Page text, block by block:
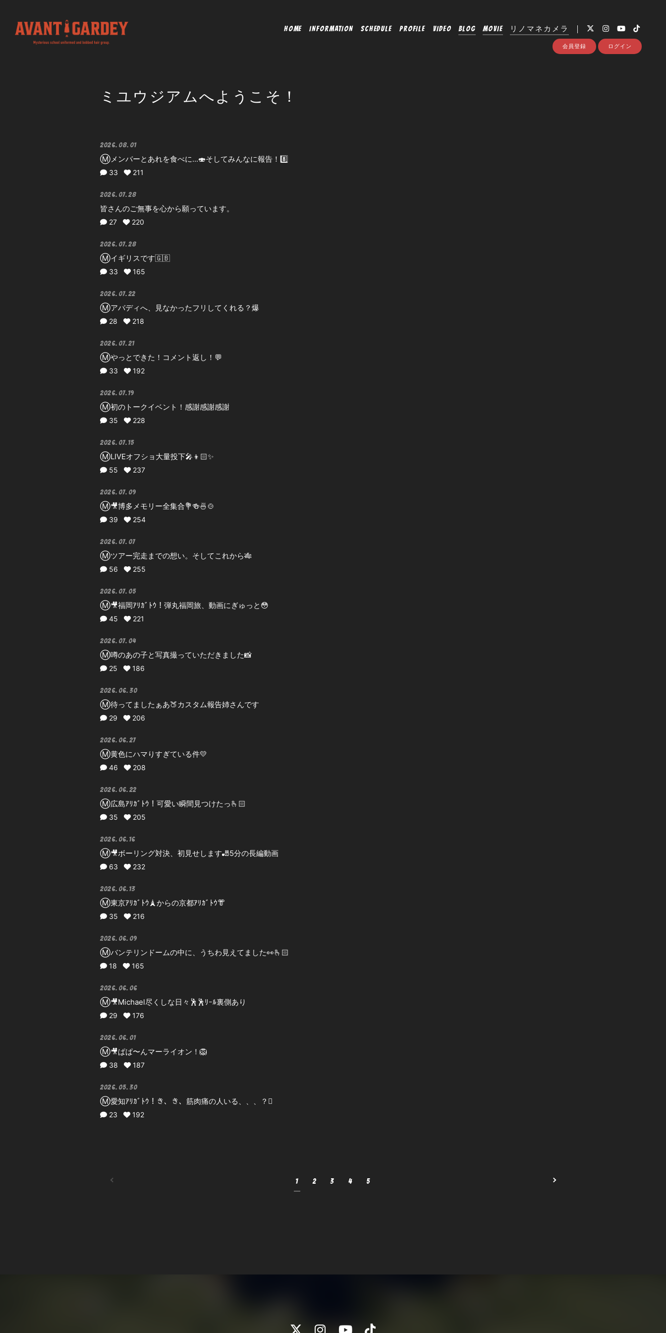
HOME INFORMATION SCHEDULE PROFILE VIDEO BLOG MOVIE リノマネカメラ
会員登録 ログイン
ミユウジアムへようこそ！
2026.08.01
Ⓜ️メンバーとあれを食べに...🍣そしてみんなに報告！8️⃣
33 211
2026.07.28
皆さんのご無事を心から願っています。
27 220
2026.07.28
Ⓜ️イギリスです🇬🇧
33 165
2026.07.22
Ⓜ️アバディへ、見なかったフリしてくれる？爆
28 218
2026.07.21
Ⓜ️やっとできた！コメント返し！💬
33 192
2026.07.19
Ⓜ️初のトークイベント！感謝感謝感謝
35 228
2026.07.15
Ⓜ️LIVEオフショ大量投下🎤👦🏻✨
55 237
2026.07.09
Ⓜ️🎥博多メモリー全集合💐🍻🍜🍲
39 254
2026.07.07
Ⓜ️ツアー完走までの想い。そしてこれから🎋
56 255
2026.07.05
Ⓜ️🎥福岡ｱﾘｶﾞﾄｳ！弾丸福岡旅、動画にぎゅっと😳
45 221
2026.07.04
Ⓜ️噂のあの子と写真撮っていただきました📸
25 186
2026.06.30
Ⓜ️待ってましたぁあ🍑カスタム報告姉さんです
29 206
2026.06.27
Ⓜ️黄色にハマりすぎている件💛
46 208
2026.06.22
Ⓜ️広島ｱﾘｶﾞﾄｳ！可愛い瞬間見つけたっ🫰🏻
35 205
2026.06.16
Ⓜ️🎥ボーリング対決、初見せします🎳5分の長編動画
63 232
2026.06.13
Ⓜ️東京ｱﾘｶﾞﾄｳ🗼からの京都ｱﾘｶﾞﾄｳ👘
35 216
2026.06.09
Ⓜ️バンテリンドームの中に、うちわ見えてました👀🫰🏻
18 165
2026.06.06
Ⓜ️🎥Michael尽くしな日々🕺🕺ﾘｰﾙ裏側あり
29 176
2026.06.01
Ⓜ️🎥ぱぱ〜んマーライオン！🦁
38 187
2026.05.30
Ⓜ️愛知ｱﾘｶﾞﾄｳ！き、き、筋肉痛の人いる、、、？🫪
23 192
1 2 3 4 5